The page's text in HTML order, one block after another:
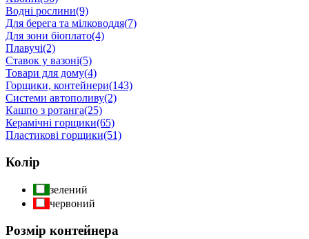
Водні рослини(9)
Для берега та мілководдя(7)
Для зони біоплато(4)
Плавучі(2)
Ставок у вазоні(5)
Товари для дому(4)
Горщики, контейнери(143)
Системи автополиву(2)
Кашпо з ротанга(25)
Керамічні горщики(65)
Пластикові горщики(51)
Колір
зелений
червоний
Розмір контейнера